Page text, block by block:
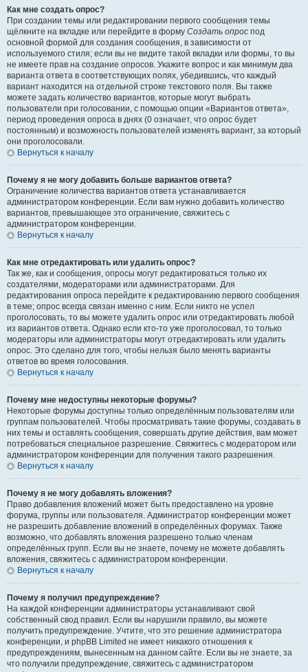
Как мне создать опрос?
При создании темы или редактировании первого сообщения темы
щёлкните на вкладке или перейдите в форму Создать опрос под
основной формой для создания сообщения, в зависимости от
используемого стиля; если вы не видите такой вкладки или формы, то вы
не имеете прав на создание опросов. Укажите вопрос и как минимум два
варианта ответа в соответствующих полях, убедившись, что каждый
вариант находится на отдельной строке текстового поля. Вы также
можете задать количество вариантов, которые могут выбрать
пользователи при голосовании, с помощью опции «Вариантов ответа»,
период проведения опроса в днях (0 означает, что опрос будет
постоянным) и возможность пользователей изменять вариант, за который
они проголосовали.
Вернуться к началу
Почему я не могу добавить больше вариантов ответа?
Ограничение количества вариантов ответа устанавливается
администратором конференции. Если вам нужно добавить количество
вариантов, превышающее это ограничение, свяжитесь с
администратором конференции.
Вернуться к началу
Как мне отредактировать или удалить опрос?
Так же, как и сообщения, опросы могут редактироваться только их
создателями, модераторами или администраторами. Для
редактирования опроса перейдите к редактированию первого сообщения
в теме; опрос всегда связан именно с ним. Если никто не успел
проголосовать, то вы можете удалить опрос или отредактировать любой
из вариантов ответа. Однако если кто-то уже проголосовал, то только
модераторы или администраторы могут отредактировать или удалить
опрос. Это сделано для того, чтобы нельзя было менять варианты
ответов во время голосования.
Вернуться к началу
Почему мне недоступны некоторые форумы?
Некоторые форумы доступны только определённым пользователям или
группам пользователей. Чтобы просматривать такие форумы, создавать в
них темы и оставлять сообщения, совершать другие действия, вам может
потребоваться специальное разрешение. Свяжитесь с модератором или
администратором конференции для получения такого разрешения.
Вернуться к началу
Почему я не могу добавлять вложения?
Право добавления вложений может быть предоставлено на уровне
форума, группы или пользователя. Администратор конференции может
не разрешить добавление вложений в определённых форумах. Также
возможно, что добавлять вложения разрешено только членам
определённых групп. Если вы не знаете, почему не можете добавлять
вложения, свяжитесь с администратором конференции.
Вернуться к началу
Почему я получил предупреждение?
На каждой конференции администраторы устанавливают свой
собственный свод правил. Если вы нарушили правило, вы можете
получить предупреждение. Учтите, что это решение администратора
конференции, и phpBB Limited не имеет никакого отношения к
предупреждениям, вынесенным на данном сайте. Если вы не знаете, за
что получили предупреждение, свяжитесь с администратором